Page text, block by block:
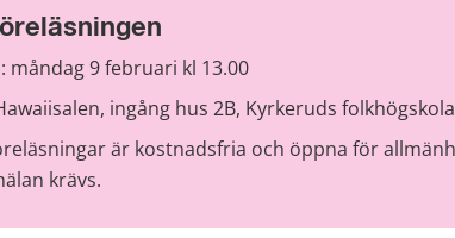
måndag 9 februari kl 13.00
ingång hus 2B, Kyrkeruds
är kostnadsfria och öppna för
krävs.